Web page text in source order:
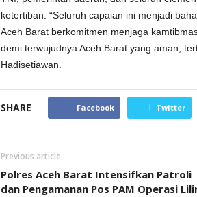
ketertiban. “Seluruh capaian ini menjadi
Aceh Barat berkomitmen menjaga
demi terwujudnya Aceh Barat yang aman,
Hadisetiawan.
SHARE Facebook Twitter
Previous article
Polres Aceh Barat Intensifkan Patroli
dan Pengamanan Pos PAM Operasi